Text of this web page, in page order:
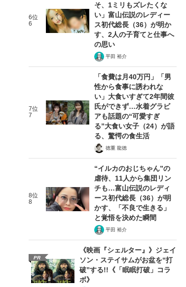
6位
6
そ、1ミリもズレたくな
い」富山伝説のレディー
ス初代総長（36）が明か
す、2人の子育てと仕事へ
の思い
平田 裕介
7位
7
「食費は月40万円」「男
性から食事に誘われな
い」大食いすぎて2年間彼
氏ができず…水着グラビ
アも話題の“可愛すぎ
る”大食い女子（24）が語
る、驚愕の食生活
徳重 龍徳
8位
8
“イルカのおじちゃん”の
虐待、11人から集団リン
チも…富山伝説のレディ
ース初代総長（36）が明
かす、「不良で生きる」
と覚悟を決めた瞬間
平田 裕介
PR
《映画『シェルター』》ジェイ
ソン・ステイサムがお盆を“打
破”する!!《「眠眠打破」コラ
ボ》